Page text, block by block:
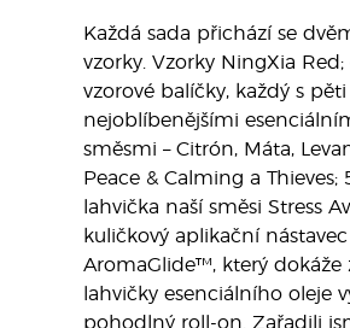
Každá sada přichází se
vzorky. Vzorky NingXia Red;
vzorové balíčky, každý s
nejoblíbenějšími
směsmi – Citrón, Máta,
Peace & Calming a Thieves;
lahvička naší směsi Stress
kuličkový aplikační nástavec
AromaGlide™, který dokáže
lahvičky esenciálního oleje
pohodlný roll-on. Zařadili